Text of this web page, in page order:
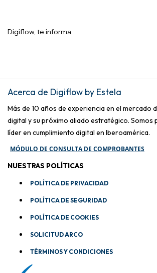
Digiflow, te informa.
Acerca de Digiflow by Estela
Más de 10 años de experiencia en el mercado
digital y su próximo aliado estratégico. Somos
líder en cumplimiento digital en Iberoamérica.
MÓDULO DE CONSULTA DE COMPROBANTES
NUESTRAS POLÍTICAS
POLÍTICA DE PRIVACIDAD
POLÍTICA DE SEGURIDAD
POLÍTICA DE COOKIES
SOLICITUD ARCO
TÉRMINOS Y CONDICIONES